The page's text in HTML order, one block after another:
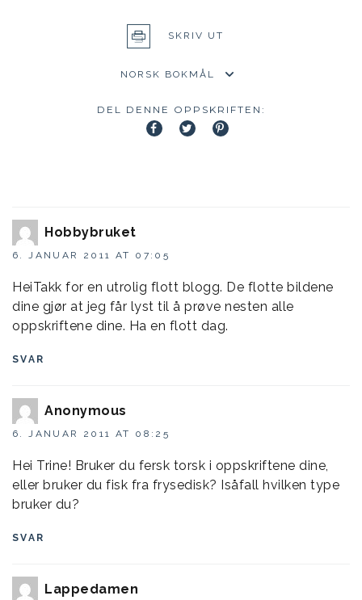
SKRIV UT
DEL DENNE OPPSKRIFTEN:
Hobbybruket
6. JANUAR 2011 AT 07:05
HeiTakk for en utrolig flott blogg. De flotte bildene
dine gjør at jeg får lyst til å prøve nesten alle
oppskriftene dine. Ha en flott dag.
SVAR
Anonymous
6. JANUAR 2011 AT 08:25
Hei Trine! Bruker du fersk torsk i oppskriftene dine,
eller bruker du fisk fra frysedisk? Isåfall hvilken type
bruker du?
SVAR
Lappedamen